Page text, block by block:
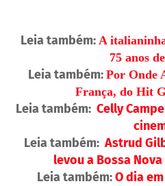
Leia também: A
75 anos
Leia também: Por Onde
França, do Hit
Leia também: Celly
Leia também:Astrud
levou a Bossa
Leia também: O dia